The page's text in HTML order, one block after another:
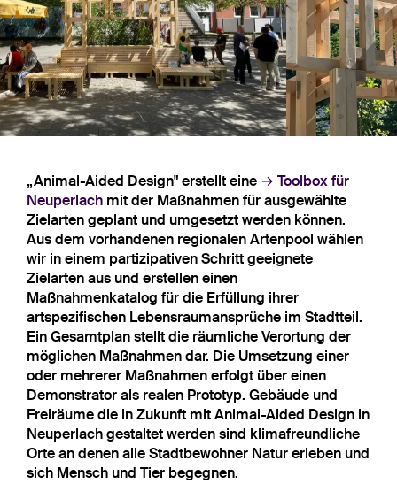
„Animal-Aided Design" erstellt eine
Toolbox für
Neuperlach mit der Maßnahmen für ausgewählte
Zielarten geplant und umgesetzt werden können.
Aus dem vorhandenen regionalen Artenpool wählen
wir in einem partizipativen Schritt geeignete
Zielarten aus und erstellen einen
Maßnahmenkatalog für die Erfüllung ihrer
artspezifischen Lebensraumansprüche im Stadtteil.
Ein Gesamtplan stellt die räumliche Verortung der
möglichen Maßnahmen dar. Die Umsetzung einer
oder mehrerer Maßnahmen erfolgt über einen
Demonstrator als realen Prototyp. Gebäude und
Freiräume die in Zukunft mit Animal-Aided Design in
Neuperlach gestaltet werden sind klimafreundliche
Orte an denen alle Stadtbewohner Natur erleben und
sich Mensch und Tier begegnen.